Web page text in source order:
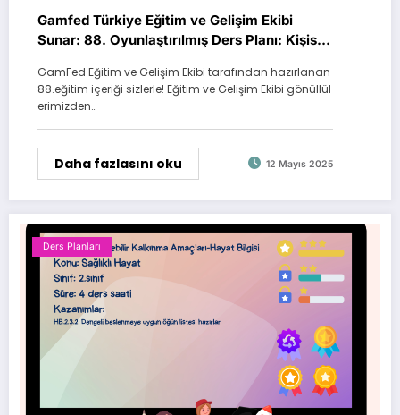
Gamfed Türkiye Eğitim ve Gelişim Ekibi
Sunar: 88. Oyunlaştırılmış Ders Planı: Kişisel
GamFed Eğitim ve Gelişim Ekibi tarafından hazırlanan
88.eğitim içeriği sizlerle! Eğitim ve Gelişim Ekibi gönüllül
erimizden…
Daha fazlasını oku 12 Mayıs 2025
Ders Planları